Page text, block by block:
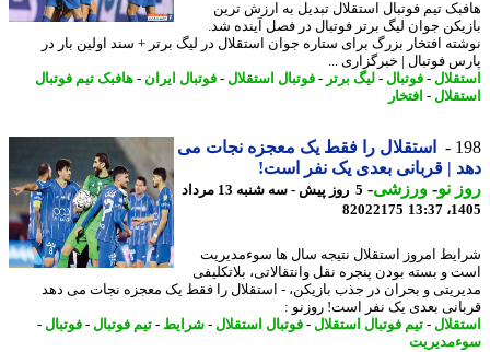
تیم فوتبال استقلال تبدیل به ارزش ترین
جوان لیگ برتر فوتبال در فصل آینده شد.
افتخار بزرگ برای ستاره جوان استقلال در لیگ برتر + سند اولین بار در
فوتبال | خبرگزاری ...
-فوتبال-لیگ برتر - فوتبال استقلال-فوتبال ایران -
هافبک تیم فوتبال
-افتخار
استقلال را فقط یک معجزه نجات می
| قربانی بعدی یک نفر است!
نو- ورزشی-
5 روز پیش - سه شنبه 13 مرداد
82022175
امروز استقلال نتیجه سال ها سوءمدیریت
و بسته بودن پنجره نقل وانتقالاتی، بلاتکلیفی
و بحران در جذب بازیکن، - استقلال را فقط یک معجزه نجات می دهد
بعدی یک نفر است! روزنو :
-تیم فوتبال استقلال-فوتبال استقلال-شرایط -تیم فوتبال-فوتبال-